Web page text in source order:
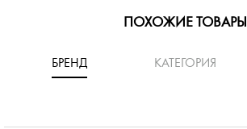
ПОХОЖИЕ ТОВАРЫ
БРЕНД КАТЕГОРИЯ